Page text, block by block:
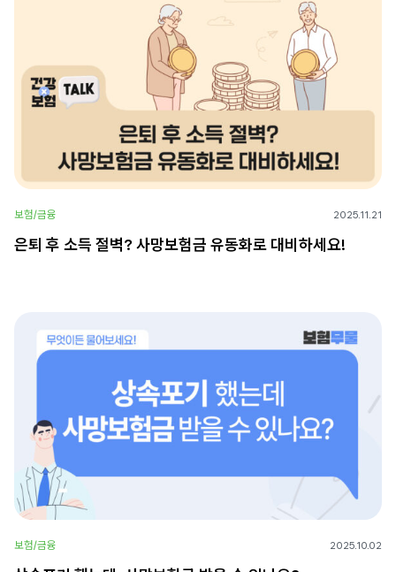
보험/금융 2025.11.21
은퇴 후 소득 절벽? 사망보험금 유동화로 대비하세요!
보험/금융 2025.10.02